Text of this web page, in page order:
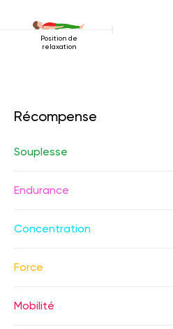
Position de
relaxation
Récompense
Souplesse
Endurance
Concentration
Force
Mobilité